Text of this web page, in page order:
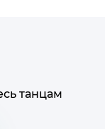
танцам